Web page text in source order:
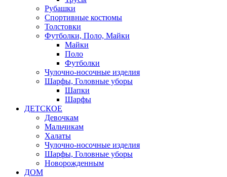
Рубашки
Спортивные костюмы
Толстовки
Футболки, Поло, Майки
Майки
Поло
Футболки
Чулочно-носочные изделия
Шарфы, Головные уборы
Шапки
Шарфы
ДЕТСКОЕ
Девочкам
Мальчикам
Халаты
Чулочно-носочные изделия
Шарфы, Головные уборы
Новорожденным
ДОМ